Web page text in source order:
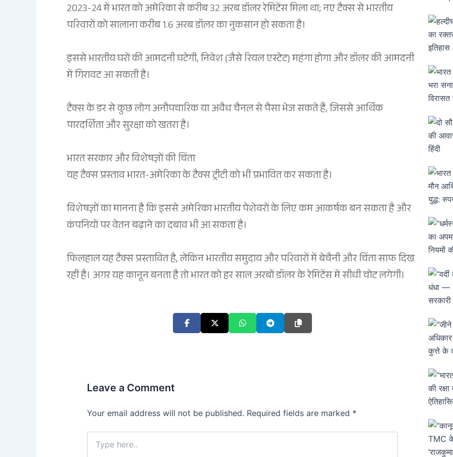
2023-24 में भारत को अमेरिका से करीब 32 अरब डॉलर रेमिटेंस मिला था; नए टैक्स से भारतीय
परिवारों को सालाना करीब 1.6 अरब डॉलर का नुकसान हो सकता है।
इससे भारतीय घरों की आमदनी घटेगी, निवेश (जैसे रियल एस्टेट) महंगा होगा और डॉलर की आमदनी
में गिरावट आ सकती है।
टैक्स के डर से कुछ लोग अनौपचारिक या अवैध चैनल से पैसा भेज सकते हैं, जिससे आर्थिक
पारदर्शिता और सुरक्षा को खतरा है।
भारत सरकार और विशेषज्ञों की चिंता
यह टैक्स प्रस्ताव भारत-अमेरिका के टैक्स ट्रीटी को भी प्रभावित कर सकता है।
विशेषज्ञों का मानना है कि इससे अमेरिका भारतीय पेशेवरों के लिए कम आकर्षक बन सकता है और
कंपनियों पर वेतन बढ़ाने का दबाव भी आ सकता है।
फिलहाल यह टैक्स प्रस्तावित है, लेकिन भारतीय समुदाय और परिवारों में बेचैनी और चिंता साफ दिख
रही है। अगर यह कानून बनता है तो भारत को हर साल अरबों डॉलर के रेमिटेंस में सीधी चोट लगेगी।
Leave a Comment
Your email address will not be published. Required fields are marked *
here..